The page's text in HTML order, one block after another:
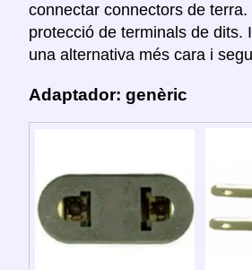
connectar connectors de
protecció de terminals de dits.
una alternativa més cara i
Adaptador: genèric